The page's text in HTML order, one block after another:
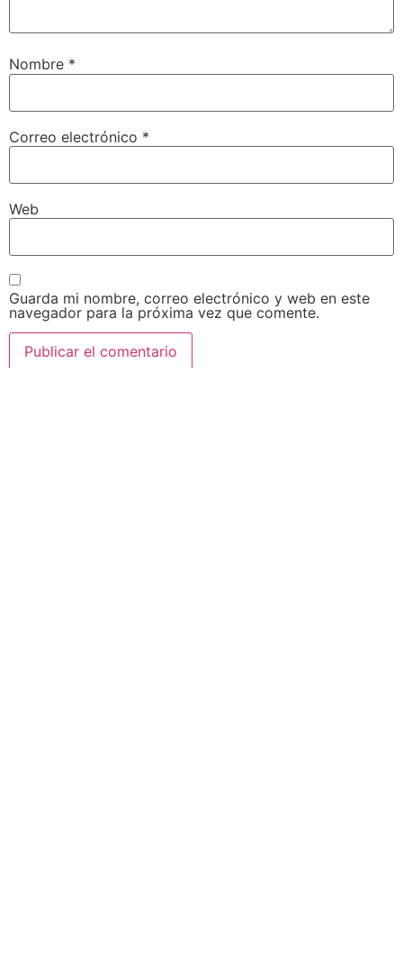
Nombre *
Correo electrónico *
Web
Guarda mi nombre, correo electrónico y web en este
navegador para la próxima vez que comente.